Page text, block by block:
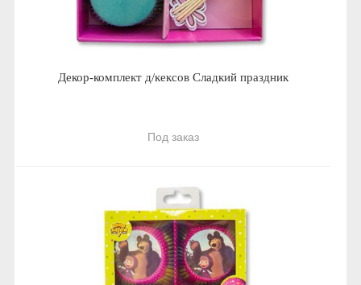
Декор-комплект д/кексов Сладкий праздник
Под заказ